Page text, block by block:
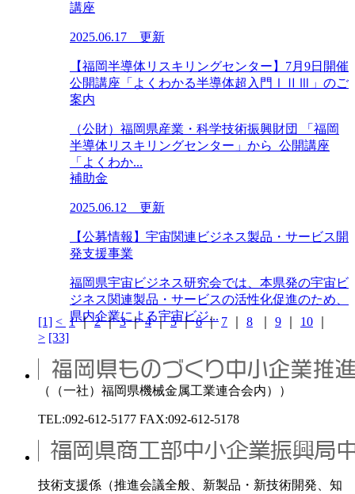
講座
2025.06.17 更新
【福岡半導体リスキリングセンター】7月9日開催
公開講座「よくわかる半導体超入門ⅠⅡⅢ」のご
案内
（公財）福岡県産業・科学技術振興財団 「福岡
半導体リスキリングセンター」から 公開講座
「よくわか...
補助金
2025.06.12 更新
【公募情報】宇宙関連ビジネス製品・サービス開
発支援事業
福岡県宇宙ビジネス研究会では、本県発の宇宙ビ
ジネス関連製品・サービスの活性化促進のため、
県内企業による宇宙ビジ...
[1] < 1｜2｜3｜4｜5｜6｜ 7 8 9 10
> [33]
（（一社）福岡県機械金属工業連合会内））
TEL:092-612-5177 FAX:092-612-5178
技術支援係（推進会議全般、新製品・新技術開発、知